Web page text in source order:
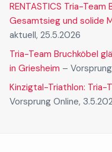
RENTASTICS Tria-
Gesamtsieg und solide
aktuell, 25.5.2026
Tria-Team Bruchköbel
in Griesheim –
Kinzigtal-Triathlon: Tria-
Vorsprung Online,